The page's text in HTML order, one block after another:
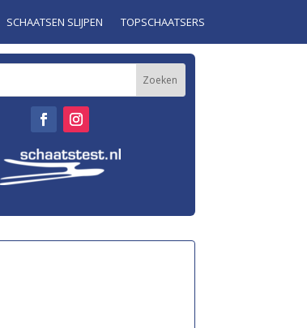
SCHAATSEN SLIJPEN TOPSCHAATSERS